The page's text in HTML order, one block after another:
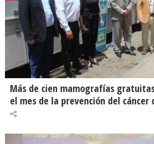
Más de cien mamografías
el mes de la prevención del cáncer